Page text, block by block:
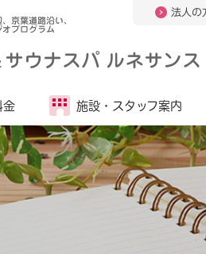
京葉道路沿い、
プログラム
法人の
サウナスパ ルネサン
金 施設・ スタッフ案内